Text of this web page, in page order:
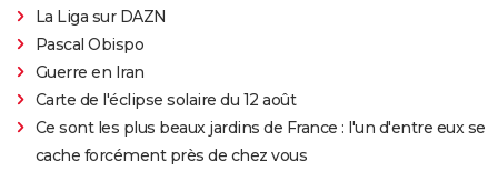
La Liga sur DAZN
Pascal Obispo
Guerre en Iran
Carte de l'éclipse solaire du 12 août
Ce sont les plus beaux jardins de France : l'un d'entre eux se
cache forcément près de chez vous